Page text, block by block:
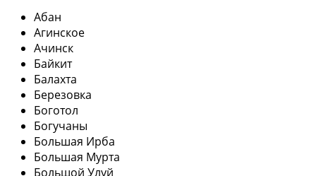
Абан
Агинское
Ачинск
Байкит
Балахта
Березовка
Боготол
Богучаны
Большая Ирба
Большая Мурта
Большой Улуй